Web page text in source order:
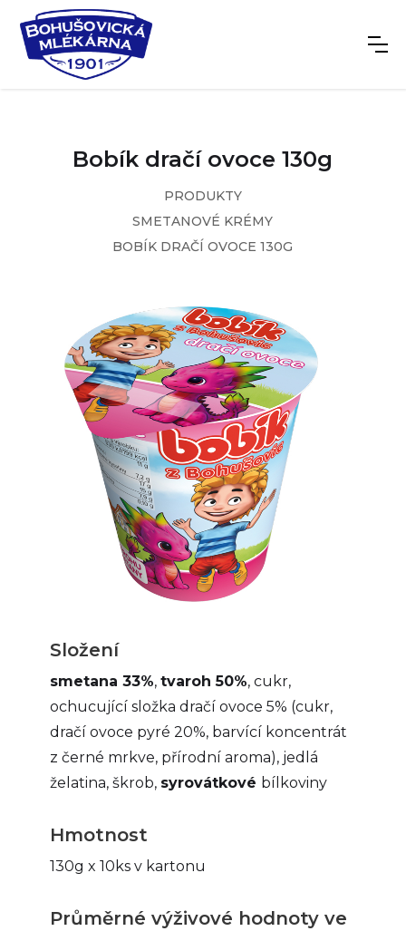
Bobík dračí ovoce 130g
PRODUKTY
SMETANOVÉ KRÉMY
BOBÍK DRAČÍ OVOCE 130G
Složení
smetana 33%, tvaroh 50%, cukr,
ochucující složka dračí ovoce 5% (cukr,
dračí ovoce pyré 20%, barvící koncentrát
z černé mrkve, přírodní aroma), jedlá
želatina, škrob, syrovátkové bílkoviny
Hmotnost
130g x 10ks v kartonu
Průměrné výživové hodnoty ve